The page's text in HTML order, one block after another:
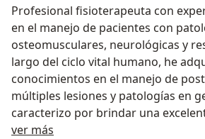
Profesional fisioterapeuta con
en el manejo de pacientes con
osteomusculares, neurológicas y
largo del ciclo vital humano, he
conocimientos en el manejo de
múltiples lesiones y patologías en
caracterizo por brindar una
que dedico de forma exclusiva el
ver más